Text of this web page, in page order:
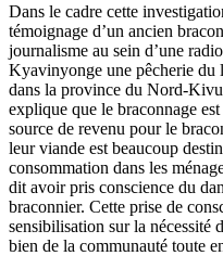
Dans le cadre cette
témoignage d’un ancien
journalisme au sein d’une
Kyavinyonge une pêcherie du
dans la province du Nord-
explique que le braconnage
source de revenu pour le
leur viande est beaucoup
consommation dans les
dit avoir pris conscience du
braconnier. Cette prise de
sensibilisation sur la nécessité
bien de la communauté toute